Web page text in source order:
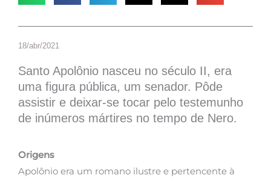
18/abr/2021
Santo Apolônio nasceu no século II, era
uma figura pública, um senador. Pôde
assistir e deixar-se tocar pelo testemunho
de inúmeros mártires no tempo de Nero.
Origens
Apolônio era um romano ilustre e pertencente à